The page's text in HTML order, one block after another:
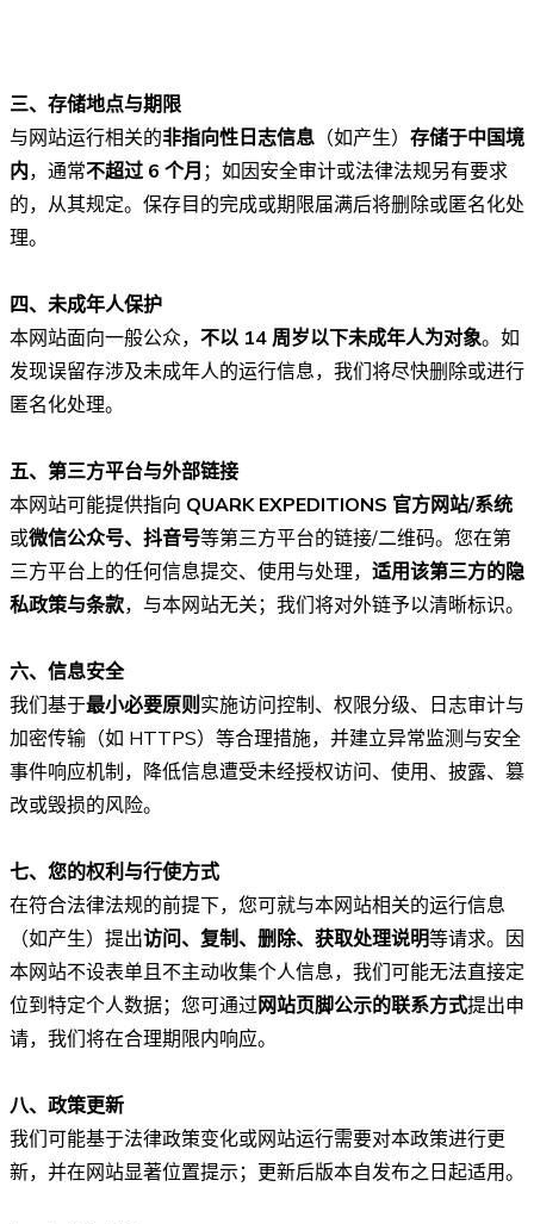
三、存储地点与期限
与网站运行相关的非指向性日志信息 （如产生） 存储于中国境
内，通常不超过 6 个月 ；如因安全审计或法律法规另有要求
的，从其规定。保存目的完成或期限届满后将删除或匿名化处
理。
四、未成年人保护
本网站面向一般公众， 不以 14 周岁以下未成年人为对象。如
发现误留存涉及未成年人的运行信息，我们将尽快删除或进行
匿名化处理。
五、第三方平台与外部链接
本网站可能提供指向 QUARK EXPEDITIONS 官方网站/系统
或微信公众号、抖音号等第三方平台的链接/二维码。您在第
三方平台上的任何信息提交、使用与处理， 适用该第三方的隐
私政策与条款，与本网站无关；我们将对外链予以清晰标识。
六、信息安全
我们基于最小必要原则实施访问控制、权限分级、日志审计与
加密传输（如 HTTPS）等合理措施，并建立异常监测与安全
事件响应机制，降低信息遭受未经授权访问、使用、披露、篡
改或毁损的风险。
七、您的权利与行使方式
在符合法律法规的前提下，您可就与本网站相关的运行信息
（如产生）提出访问、复制、删除、获取处理说明等请求。因
本网站不设表单且不主动收集个人信息，我们可能无法直接定
位到特定个人数据；您可通过网站页脚公示的联系方式提出申
请，我们将在合理期限内响应。
八、政策更新
我们可能基于法律政策变化或网站运行需要对本政策进行更
新，并在网站显著位置提示；更新后版本自发布之日起适用。